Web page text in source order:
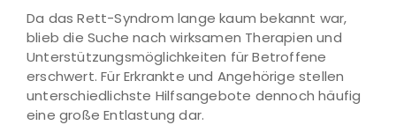
Da das Rett-Syndrom lange kaum bekannt war,
blieb die Suche nach wirksamen Therapien und
Unterstützungsmöglichkeiten für Betroffene
erschwert. Für Erkrankte und Angehörige stellen
unterschiedlichste Hilfsangebote dennoch häufig
eine große Entlastung dar.